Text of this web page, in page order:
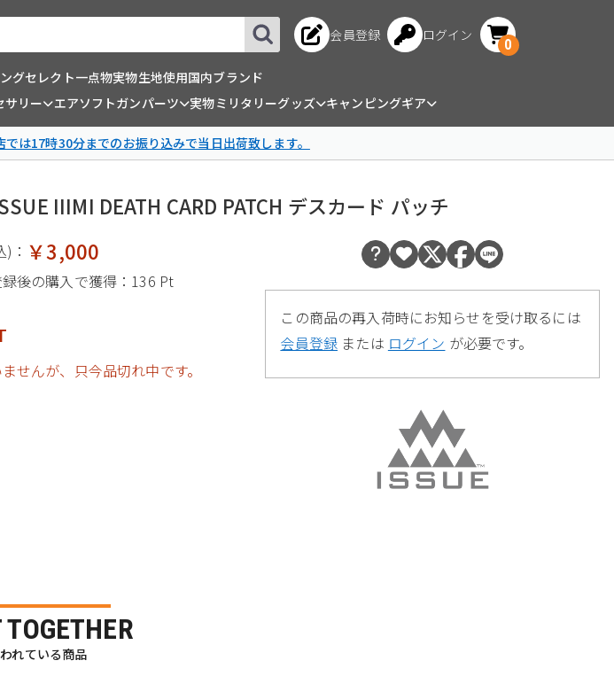
会員登録 ログイン
0
グセレクト一点物実物生地使用国内ブランド
サリー エアソフトガンパーツ 実物ミリタリーグッズ キャンピングギア
は17時30分までのお振り込みで当日出荷致します。
IIIMI DEATH CARD PATCH デスカード パッチ
： ￥3,000
後の購入で獲得： 136 Pt
せんが、只今品切れ中です。
この商品の再入荷時にお知らせを受け取るには
会員登録 または ログイン が必要です。
れている商品